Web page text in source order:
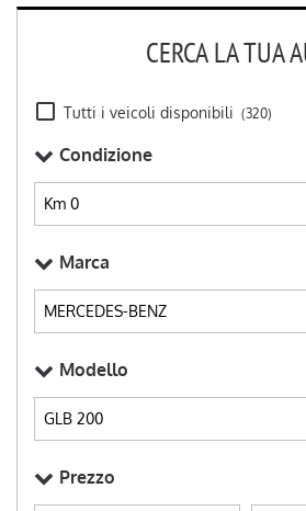
CERCA LA TUA
Tutti i veicoli disponibili (320)
Condizione
Marca
Modello
Prezzo